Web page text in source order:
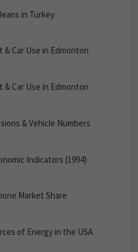
in Turkey
& Car Use in Edmonton
& Car Use in Edmonton
& Vehicle Numbers
Indicators (1994)
Market Share
of Energy in the USA